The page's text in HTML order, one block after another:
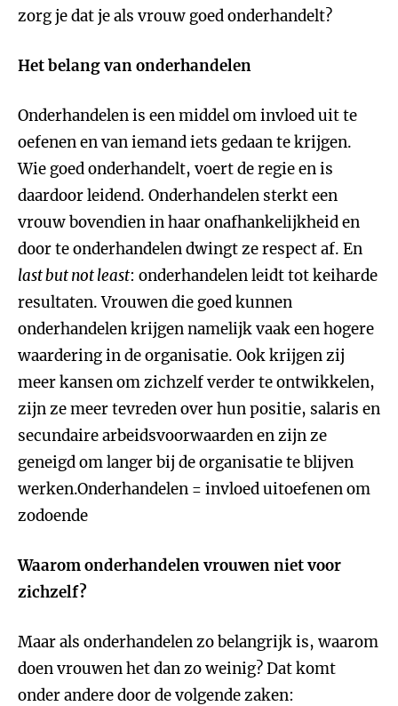
zorg je dat je als vrouw goed onderhandelt?
Het belang van onderhandelen
Onderhandelen is een middel om invloed uit te
oefenen en van iemand iets gedaan te krijgen.
Wie goed onderhandelt, voert de regie en is
daardoor leidend. Onderhandelen sterkt een
vrouw bovendien in haar onafhankelijkheid en
door te onderhandelen dwingt ze respect af. En
last but not least: onderhandelen leidt tot keiharde
resultaten. Vrouwen die goed kunnen
onderhandelen krijgen namelijk vaak een hogere
waardering in de organisatie. Ook krijgen zij
meer kansen om zichzelf verder te ontwikkelen,
zijn ze meer tevreden over hun positie, salaris en
secundaire arbeidsvoorwaarden en zijn ze
geneigd om langer bij de organisatie te blijven
werken.Onderhandelen = invloed uitoefenen om
zodoende
Waarom onderhandelen vrouwen niet voor
zichzelf?
Maar als onderhandelen zo belangrijk is, waarom
doen vrouwen het dan zo weinig? Dat komt
onder andere door de volgende zaken: